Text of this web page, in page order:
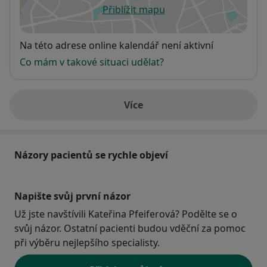
Přiblížit mapuse otevře v nové záložce
Dostupnost
Na této adrese online kalendář není aktivní
Co mám v takové situaci udělat?
Víceo adrese
Názory pacientů se rychle objeví
Napište svůj první názor
Už jste navštívili Kateřina Pfeiferová? Podělte se o
svůj názor. Ostatní pacienti budou vděční za pomoc
při výběru nejlepšího specialisty.